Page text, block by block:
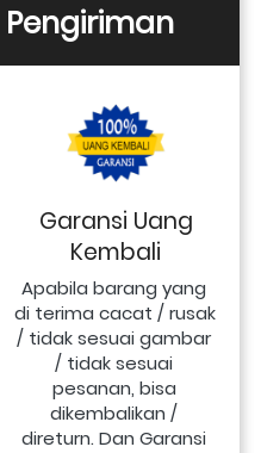
Garansi Uang
Kembali
Apabila barang yang
di terima cacat / rusak
/ tidak sesuai gambar
/ tidak sesuai
pesanan, bisa
dikembalikan /
direturn. Dan Garansi